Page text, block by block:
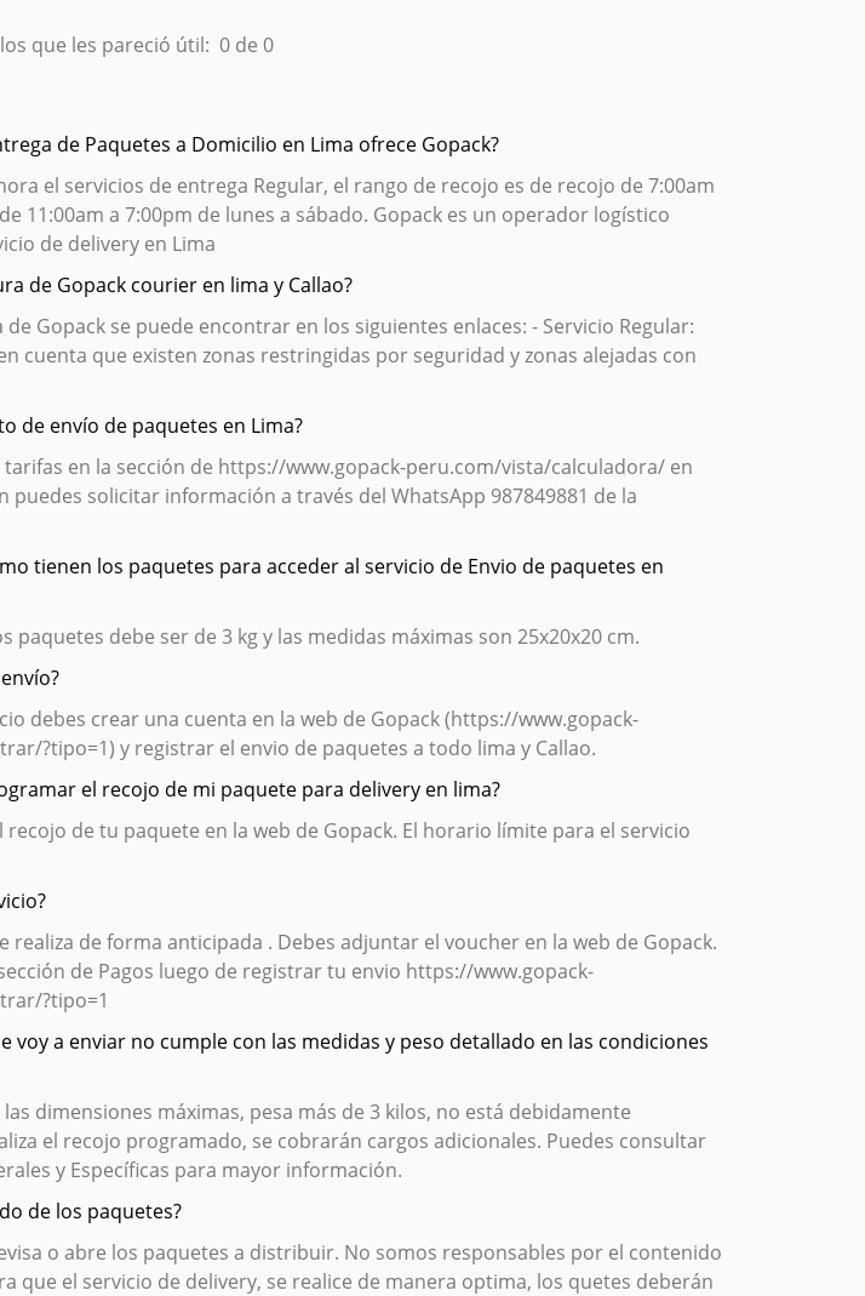
que les pareció útil: 0 de 0
de Paquetes a Domicilio en Lima ofrece Gopack?
el servicios de entrega Regular, el rango de recojo es de recojo de 7:00am
11:00am a 7:00pm de lunes a sábado. Gopack es un operador logístico
de delivery en Lima
de Gopack courier en lima y Callao?
Gopack se puede encontrar en los siguientes enlaces: - Servicio Regular:
cuenta que existen zonas restringidas por seguridad y zonas alejadas con
de envío de paquetes en Lima?
en la sección de https://www.gopack-peru.com/vista/calculadora/ en
puedes solicitar información a través del WhatsApp 987849881 de la
tienen los paquetes para acceder al servicio de Envio de paquetes en
paquetes debe ser de 3 kg y las medidas máximas son 25x20x20 cm.
debes crear una cuenta en la web de Gopack (https://www.gopack-
?tipo=1) y registrar el envio de paquetes a todo lima y Callao.
el recojo de mi paquete para delivery en lima?
de tu paquete en la web de Gopack. El horario límite para el servicio
realiza de forma anticipada . Debes adjuntar el voucher en la web de Gopack.
de Pagos luego de registrar tu envio https://www.gopack-
?tipo=1
voy a enviar no cumple con las medidas y peso detallado en las condiciones
dimensiones máximas, pesa más de 3 kilos, no está debidamente
el recojo programado, se cobrarán cargos adicionales. Puedes consultar
y Específicas para mayor información.
de los paquetes?
o abre los paquetes a distribuir. No somos responsables por el contenido
que el servicio de delivery, se realice de manera optima, los quetes deberán